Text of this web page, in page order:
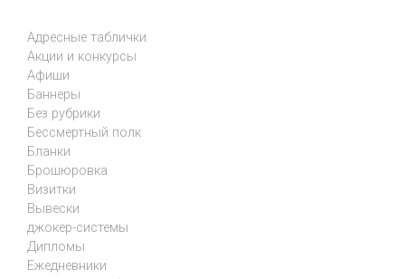
Адресные таблички
Акции и конкурсы
Афиши
Баннеры
Без рубрики
Бессмертный полк
Бланки
Брошюровка
Визитки
Вывески
джокер-системы
Дипломы
Ежедневники